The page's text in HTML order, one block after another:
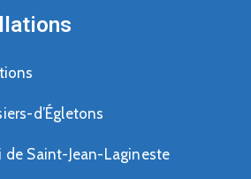
d’Égletons
de Saint-Jean-Lagineste